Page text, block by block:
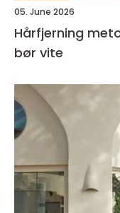
05. June 2026
Hårfjerning metoder, resultater og hva du
bør vite